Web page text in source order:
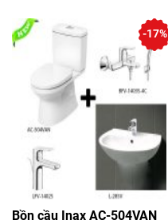
Bồn cầu Inax AC-504VAN
-17%